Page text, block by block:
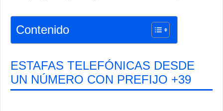
Contenido
ESTAFAS TELEFÓNICAS DESDE
UN NÚMERO CON PREFIJO +39